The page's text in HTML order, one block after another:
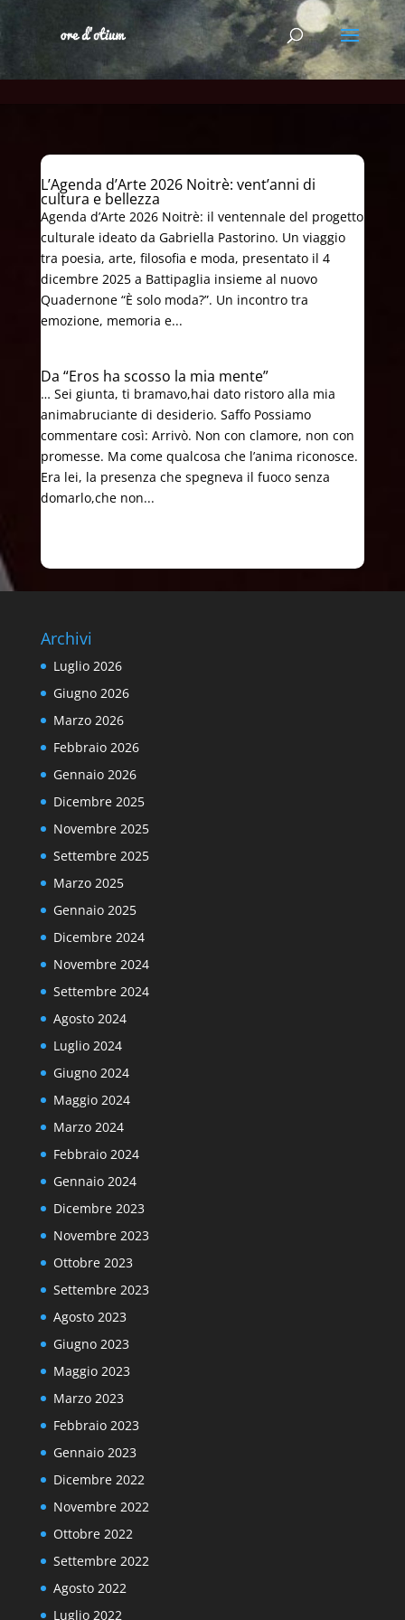
L’Agenda d’Arte 2026 Noitrè: vent’anni di
cultura e bellezza
Agenda d’Arte 2026 Noitrè: il ventennale del progetto
culturale ideato da Gabriella Pastorino. Un viaggio
tra poesia, arte, filosofia e moda, presentato il 4
dicembre 2025 a Battipaglia insieme al nuovo
Quadernone “È solo moda?”. Un incontro tra
emozione, memoria e...
Da “Eros ha scosso la mia mente”
… Sei giunta, ti bramavo,hai dato ristoro alla mia
animabruciante di desiderio. Saffo Possiamo
commentare così: Arrivò. Non con clamore, non con
promesse. Ma come qualcosa che l’anima riconosce.
Era lei, la presenza che spegneva il fuoco senza
domarlo,che non...
Archivi
Luglio 2026
Giugno 2026
Marzo 2026
Febbraio 2026
Gennaio 2026
Dicembre 2025
Novembre 2025
Settembre 2025
Marzo 2025
Gennaio 2025
Dicembre 2024
Novembre 2024
Settembre 2024
Agosto 2024
Luglio 2024
Giugno 2024
Maggio 2024
Marzo 2024
Febbraio 2024
Gennaio 2024
Dicembre 2023
Novembre 2023
Ottobre 2023
Settembre 2023
Agosto 2023
Giugno 2023
Maggio 2023
Marzo 2023
Febbraio 2023
Gennaio 2023
Dicembre 2022
Novembre 2022
Ottobre 2022
Settembre 2022
Agosto 2022
Luglio 2022